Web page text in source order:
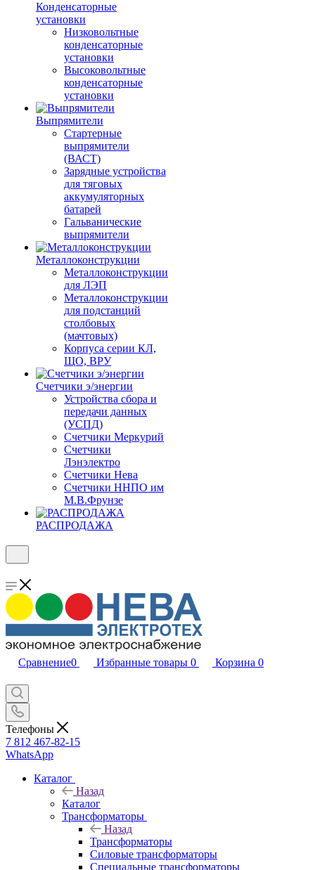
Конденсаторные
установки
Низковольтные
конденсаторные
установки
Высоковольтные
конденсаторные
установки
Выпрямители
Стартерные
выпрямители
(ВАСТ)
Зарядные устройства
для тяговых
аккумуляторных
батарей
Гальванические
выпрямители
Металлоконструкции
Металлоконструкции
для ЛЭП
Металлоконструкции
для подстанций
столбовых
(мачтовых)
Корпуса серии КЛ,
ЩО, ВРУ
Счетчики э/энергии
Устройства сбора и
передачи данных
(УСПД)
Счетчики Меркурий
Счетчики
Лэнэлектро
Счетчики Нева
Счетчики ННПО им
М.В.Фрунзе
РАСПРОДАЖА
Сравнение0 Избранные товары 0 Корзина 0
Телефоны
7 812 467-82-15
WhatsApp
Каталог
Назад
Каталог
Трансформаторы
Назад
Трансформаторы
Силовые трансформаторы
Специальные трансформаторы